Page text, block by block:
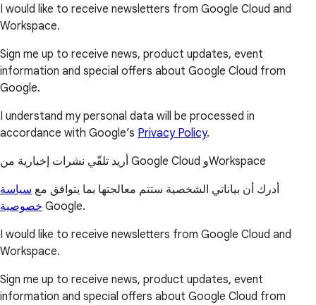
I would like to receive newsletters from Google Cloud and
Workspace.
Sign me up to receive news, product updates, event
information and special offers about Google Cloud from
Google.
I understand my personal data will be processed in
accordance with Google’s Privacy Policy.
أريد تلقّي نشرات إخبارية من Google Cloud وWorkspace
أدرك أن بياناتي الشخصية ستتم معالجتها بما يتوافق مع سياسة
خصوصية Google.
I would like to receive newsletters from Google Cloud and
Workspace.
Sign me up to receive news, product updates, event
information and special offers about Google Cloud from